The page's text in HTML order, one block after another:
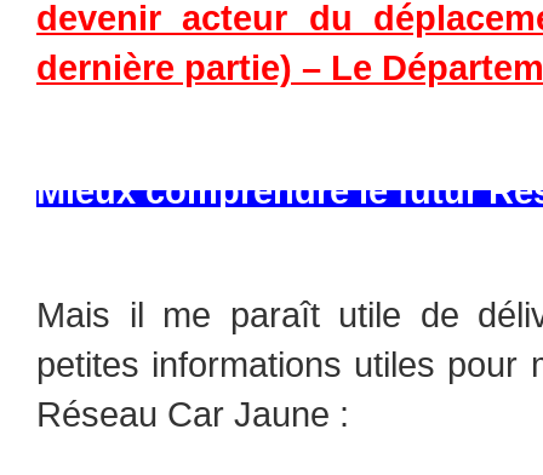
devenir acteur du
dernière partie) – Le
Mieux comprendre le futur
Mais il me paraît utile de
petites informations utiles pour
Réseau Car Jaune :